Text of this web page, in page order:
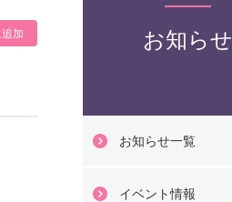
お知らせ
お知らせ一覧
イベント情報
加